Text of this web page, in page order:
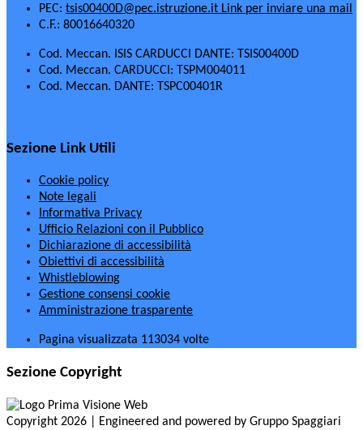
PEC: tsis00400D@pec.istruzione.it Link per inviare una mail
C.F.: 80016640320
Cod. Meccan. ISIS CARDUCCI DANTE: TSIS00400D
Cod. Meccan. CARDUCCI: TSPM004011
Cod. Meccan. DANTE: TSPC00401R
Sezione Link Utili
Cookie policy
Note legali
Informativa Privacy
Ufficio Relazioni con il Pubblico
Dichiarazione di accessibilità
Obiettivi di accessibilità
Whistleblowing
Gestione consensi cookie
Amministrazione trasparente
Pagina visualizzata 113034 volte
Sezione Copyright
Copyright 2026 | Engineered and powered by Gruppo Spaggiari